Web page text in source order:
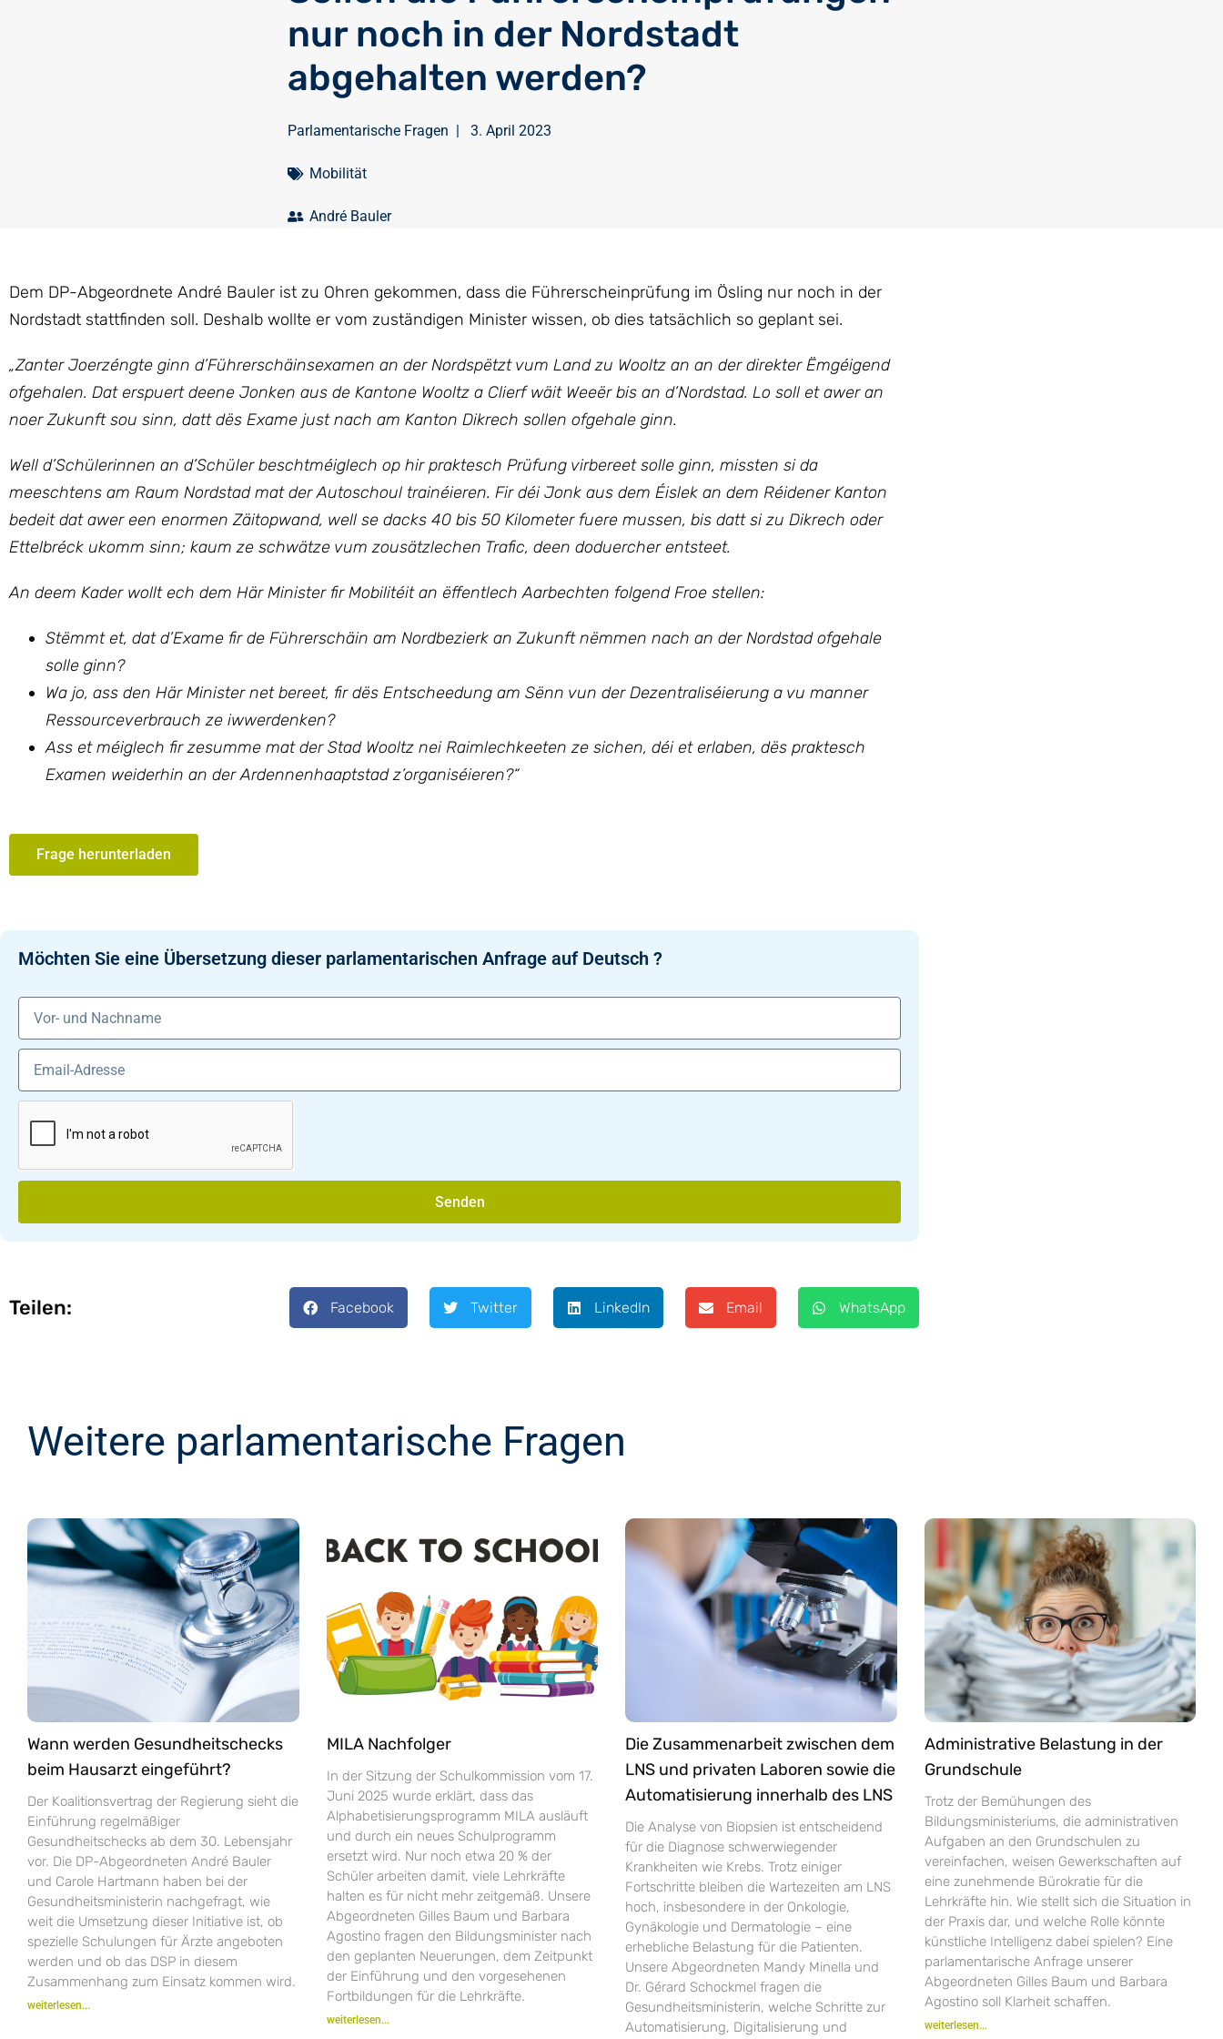
nur noch in der Nordstadt
abgehalten werden?
Parlamentarische Fragen | 3. April 2023
Mobilität
André Bauler
Dem DP-Abgeordnete André Bauler ist zu Ohren gekommen, dass die Führerscheinprüfung im Ösling nur noch in der
Nordstadt stattfinden soll. Deshalb wollte er vom zuständigen Minister wissen, ob dies tatsächlich so geplant sei.
„Zanter Joerzéngte ginn d’Führerschäinsexamen an der Nordspëtzt vum Land zu Wooltz an an der direkter Ëmgéigend
ofgehalen. Dat erspuert deene Jonken aus de Kantone Wooltz a Clierf wäit Weeër bis an d’Nordstad. Lo soll et awer an
noer Zukunft sou sinn, datt dës Exame just nach am Kanton Dikrech sollen ofgehale ginn.
Well d’Schülerinnen an d’Schüler beschtméiglech op hir praktesch Prüfung virbereet solle ginn, missten si da
meeschtens am Raum Nordstad mat der Autoschoul trainéieren. Fir déi Jonk aus dem Éislek an dem Réidener Kanton
bedeit dat awer een enormen Zäitopwand, well se dacks 40 bis 50 Kilometer fuere mussen, bis datt si zu Dikrech oder
Ettelbréck ukomm sinn; kaum ze schwätze vum zousätzlechen Trafic, deen doduercher entsteet.
An deem Kader wollt ech dem Här Minister fir Mobilitéit an ëffentlech Aarbechten folgend Froe stellen:
Stëmmt et, dat d’Exame fir de Führerschäin am Nordbezierk an Zukunft nëmmen nach an der Nordstad ofgehale
solle ginn?
Wa jo, ass den Här Minister net bereet, fir dës Entscheedung am Sënn vun der Dezentraliséierung a vu manner
Ressourceverbrauch ze iwwerdenken?
Ass et méiglech fir zesumme mat der Stad Wooltz nei Raimlechkeeten ze sichen, déi et erlaben, dës praktesch
Examen weiderhin an der Ardennenhaaptstad z’organiséieren?“
Frage herunterladen
Möchten Sie eine Übersetzung dieser parlamentarischen Anfrage auf Deutsch ?
Senden
Teilen: Facebook Twitter LinkedIn Email WhatsApp
Weitere parlamentarische Fragen
Wann werden Gesundheitschecks
beim Hausarzt eingeführt?
Der Koalitionsvertrag der Regierung sieht die
Einführung regelmäßiger
Gesundheitschecks ab dem 30. Lebensjahr
vor. Die DP-Abgeordneten André Bauler
und Carole Hartmann haben bei der
Gesundheitsministerin nachgefragt, wie
weit die Umsetzung dieser Initiative ist, ob
spezielle Schulungen für Ärzte angeboten
werden und ob das DSP in diesem
Zusammenhang zum Einsatz kommen wird.
weiterlesen...
MILA Nachfolger
In der Sitzung der Schulkommission vom 17.
Juni 2025 wurde erklärt, dass das
Alphabetisierungsprogramm MILA ausläuft
und durch ein neues Schulprogramm
ersetzt wird. Nur noch etwa 20 % der
Schüler arbeiten damit, viele Lehrkräfte
halten es für nicht mehr zeitgemäß. Unsere
Abgeordneten Gilles Baum und Barbara
Agostino fragen den Bildungsminister nach
den geplanten Neuerungen, dem Zeitpunkt
der Einführung und den vorgesehenen
Fortbildungen für die Lehrkräfte.
weiterlesen...
Die Zusammenarbeit zwischen dem
LNS und privaten Laboren sowie die
Automatisierung innerhalb des LNS
Die Analyse von Biopsien ist entscheidend
für die Diagnose schwerwiegender
Krankheiten wie Krebs. Trotz einiger
Fortschritte bleiben die Wartezeiten am LNS
hoch, insbesondere in der Onkologie,
Gynäkologie und Dermatologie – eine
erhebliche Belastung für die Patienten.
Unsere Abgeordneten Mandy Minella und
Dr. Gérard Schockmel fragen die
Gesundheitsministerin, welche Schritte zur
Automatisierung, Digitalisierung und
Administrative Belastung in der
Grundschule
Trotz der Bemühungen des
Bildungsministeriums, die administrativen
Aufgaben an den Grundschulen zu
vereinfachen, weisen Gewerkschaften auf
eine zunehmende Bürokratie für die
Lehrkräfte hin. Wie stellt sich die Situation in
der Praxis dar, und welche Rolle könnte
künstliche Intelligenz dabei spielen? Eine
parlamentarische Anfrage unserer
Abgeordneten Gilles Baum und Barbara
Agostino soll Klarheit schaffen.
weiterlesen...